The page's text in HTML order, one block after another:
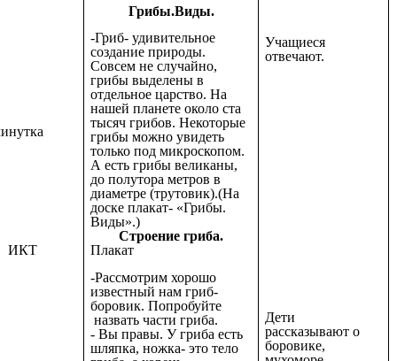
ИКТ
Грибы.Виды.
-Гриб- удивительное
создание природы.
Совсем не случайно,
грибы выделены в
отдельное царство. На
нашей планете около ста
тысяч грибов. Некоторые
грибы можно увидеть
только под микроскопом.
А есть грибы великаны,
до полутора метров в
диаметре (трутовик).(На
доске плакат- «Грибы.
Виды».)
Строение гриба.
Плакат
-Рассмотрим хорошо
известный нам гриб-
боровик. Попробуйте
назвать части гриба.
- Вы правы. У гриба есть
шляпка, ножка- это тело
Учащиеся
отвечают.
Дети
рассказывают о
боровике,